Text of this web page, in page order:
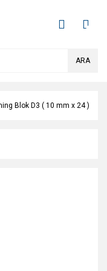
ARA
Blok D3 ( 10 mm x 24 )